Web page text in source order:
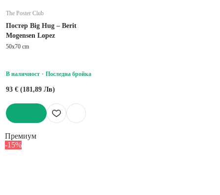
The Poster Club
Постер Big Hug – Berit
Mogensen Lopez
50x70 cm
В наличност Последна бройка
93 € (181,89 Лв)
Премиум
-15%